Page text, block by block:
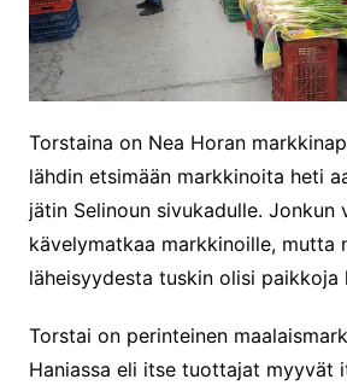
Torstaina on Nea Horan
lähdin etsimään markkinoita heti
jätin Selinoun sivukadulle. Jonkun
kävelymatkaa markkinoille, mutta
läheisyydesta tuskin olisi paikkoja
Torstai on perinteinen
Haniassa eli itse tuottajat myyvät